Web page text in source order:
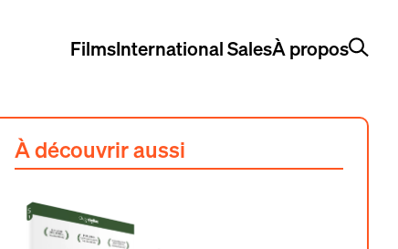
Films International SalesÀ propos
À découvrir aussi